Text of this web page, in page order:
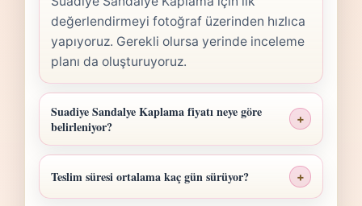
değerlendirmeyi fotoğraf üzerinden hızlıca
yapıyoruz. Gerekli olursa yerinde inceleme
planı da oluşturuyoruz.
Suadiye Sandalye Kaplama fiyatı neye göre
belirleniyor?
+
Suadiye Sandalye Kaplama fiyatı; ölçü,
malzeme sınıfı, işçilik yoğunluğu ve teslim
planına göre belirlenir. Fotoğraf
Teslim süresi ortalama kaç gün sürüyor? +